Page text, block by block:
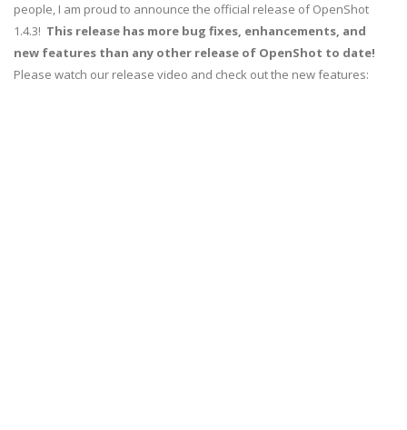
people, I am proud to announce the official release of OpenShot
1.4.3! This release has more bug fixes, enhancements, and
new features than any other release of OpenShot to date!
Please watch our release video and check out the new features: